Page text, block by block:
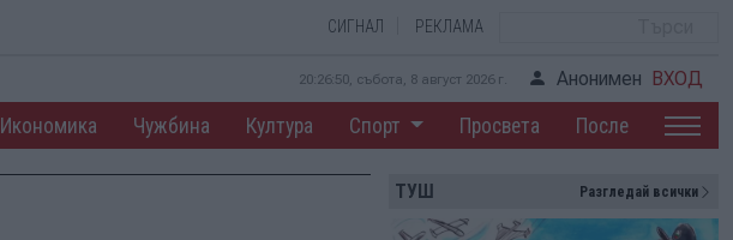
СИГНАЛ РЕКЛАМА
20:26:51, събота, 8 август 2026 г. Анонимен ВХОД
Икономика Чужбина Култура Спорт Просвета После
ТУШ Разгледай всички